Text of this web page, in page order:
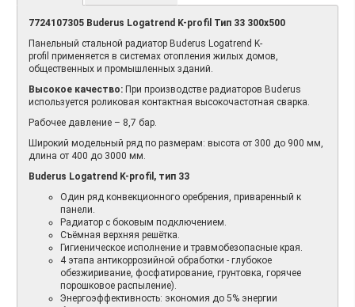
7724107305 Buderus Logatrend K-profil Тип 33 300х500
Панельный стальной радиатор Buderus Logatrend K-
profil применяется в системах отопления жилых домов,
общественных и промышленных зданий.
Высокое качество: При производстве радиаторов Buderus
используется роликовая контактная высокочастотная сварка.
Рабочее давление – 8,7 бар.
Широкий модельный ряд по размерам: высота от 300 до 900 мм,
длина от 400 до 3000 мм.
Buderus Logatrend K-profil, тип 33
Один ряд конвекционного оребрения, приваренный к
панели.
Радиатор с боковым подключением.
Съёмная верхняя решётка.
Гигиеническое исполнение и травмобезопасные края.
4 этапа антикоррозийной обработки - глубокое
обезжиривание, фосфатирование, грунтовка, горячее
порошковое распыление).
Энергоэффективность: экономия до 5% энергии